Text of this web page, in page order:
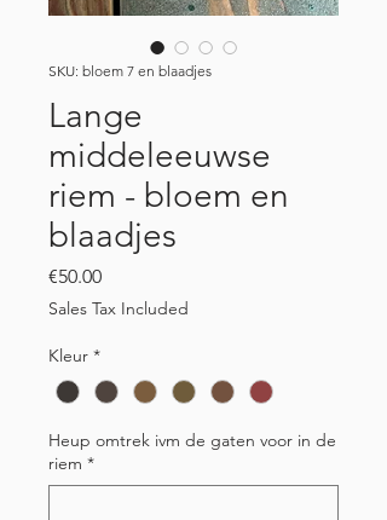
SKU: bloem 7 en blaadjes
Lange
middeleeuwse
riem - bloem en
blaadjes
€50.00Price
Sales Tax Included
Kleur *
Heup omtrek ivm de gaten voor in de
riem *